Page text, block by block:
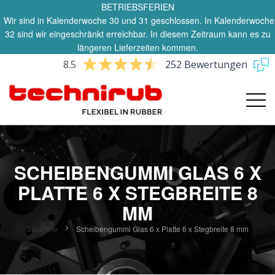
BETRIEBSFERIEN
Wir sind in Kalenderwoche 30 und 31 geschlossen. In Kalenderwoche
32 sind wir eingeschränkt erreichbar. In diesem Zeitraum kann es zu
längeren Lieferzeiten kommen.
8.5 252 Bewertungen
SCHEIBENGUMMI GLAS 6 X
PLATTE 6 X STEGBREITE 8
MM
Startseite Scheibengummi Glas 6 x Platte 6 x Stegbreite 8 mm